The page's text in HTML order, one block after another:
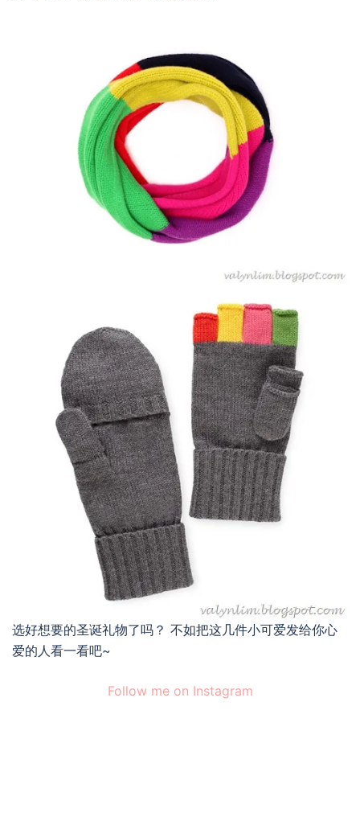
选好想要的圣诞礼物了吗？ 不如把这几件小可爱发给你心
爱的人看一看吧~
Follow me on Instagram